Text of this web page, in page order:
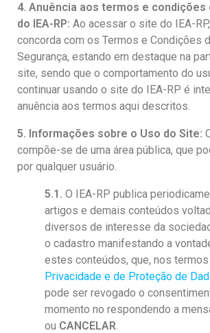
Espaço Cultural
Newsletter
4. Anuência aos termos e condições
do IEA-RP: Ao acessar o site do IEA-
concorda com os Termos e Condições
Segurança, estando em destaque na
site, sendo que o comportamento do
continuar usando o site do IEA-RP é
anuência aos termos aqui descritos.
5. Informações sobre o Uso do Site:
compõe-se de uma área pública, que
por qualquer usuário.
5.1. O IEA-RP publica
artigos e demais conteúdos
diversos de interesse da
o cadastro manifestando a
estes conteúdos, que, nos termos
Privacidade e de Proteção de
pode ser revogado o
momento no respondendo a
ou CANCELAR.